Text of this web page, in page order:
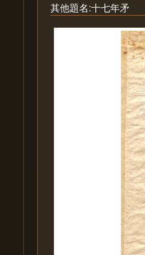
其他題名:十七年矛